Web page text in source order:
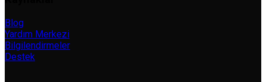
Blog
Yardım Merkezi
Bilgilendirmeler
Destek